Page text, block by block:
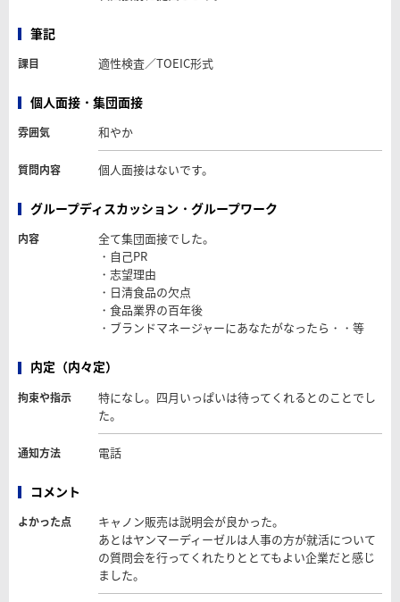
筆記
課目 適性検査／TOEIC形式
個人面接・集団面接
雰囲気 和やか
質問内容 個人面接はないです。
グループディスカッション・グループワーク
内容
全て集団面接でした。
・自己PR
・志望理由
・日清食品の欠点
・食品業界の百年後
・ブランドマネージャーにあなたがなったら・・等
内定（内々定）
拘束や指示
特になし。四月いっぱいは待ってくれるとのことでし
た。
通知方法 電話
コメント
よかった点
キャノン販売は説明会が良かった。
あとはヤンマーディーゼルは人事の方が就活について
の質問会を行ってくれたりととてもよい企業だと感じ
ました。